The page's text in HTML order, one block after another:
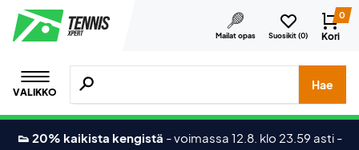
Mailat opas Suosikit (0)
0
Kori
VALIKKO
Hae tuotteita, merkkejä jne.
Hae
👟 20% kaikista kengistä -voimassa 12.8. klo 23.59 asti -